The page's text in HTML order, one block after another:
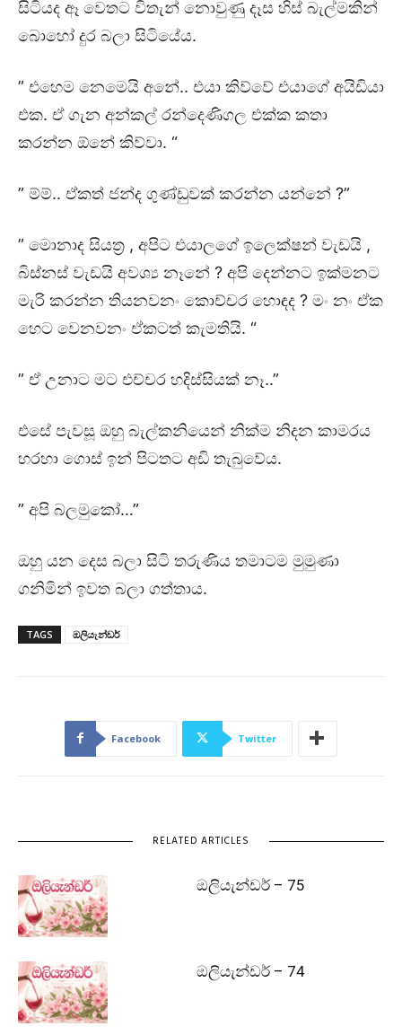
සිටියද ඈ වෙතට විතැන් නොවුණු දෑස හිස් බැල්මකින්
බොහෝ දුර බලා සිටියේය.
” එහෙම නෙමෙයි අනේ.. එයා කිව්වේ එයාගේ අයිඩියා
එක. ඒ ගැන අන්කල් රන්දෙණිගල එක්ක කතා
කරන්න ඕනේ කිව්වා. “
” ම්ම්.. ඒකත් ජන්ද ගුණ්ඩුවක් කරන්න යන්නේ ?”
” මොනාද සියත්‍ර , අපිට එයාලගේ ඉලෙක්ෂන් වැඩයි ,
බිස්නස් වැඩයි අවශ්‍ය නෑනේ ? අපි දෙන්නට ඉක්මනට
මැරි කරන්න තියනවනං කොච්චර හොඳද ? මං නං ඒක
හෙට වෙනවනං ඒකටත් කැමතියි. “
” ඒ උනාට මට එච්චර හදිස්සියක් නෑ..”
එසේ පැවසූ ඔහු බැල්කනියෙන් නික්ම නිදන කාමරය
හරහා ගොස් ඉන් පිටතට අඩි තැබුවේය.
” අපි බලමුකෝ…”
ඔහු යන දෙස බලා සිටි තරුණිය තමාටම මුමුණා
ගනිමින් ඉවත බලා ගත්තාය.
TAGS ඔලියැන්ඩර්
Facebook Twitter
RELATED ARTICLES
ඔලියැන්ඩර් – 75
ඔලියැන්ඩර් – 74